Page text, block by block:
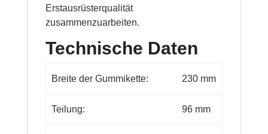
Erstausrüsterqualität
zusammenzuarbeiten.
Technische Daten
Breite der Gummikette: 230 mm
Teilung: 96 mm